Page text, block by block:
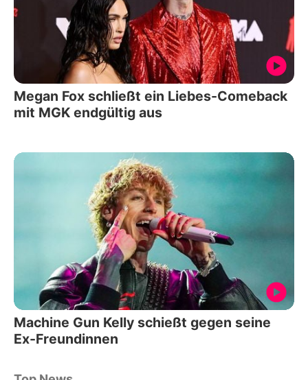
Megan Fox schließt ein Liebes-Comeback
mit MGK endgültig aus
Machine Gun Kelly schießt gegen seine
Ex-Freundinnen